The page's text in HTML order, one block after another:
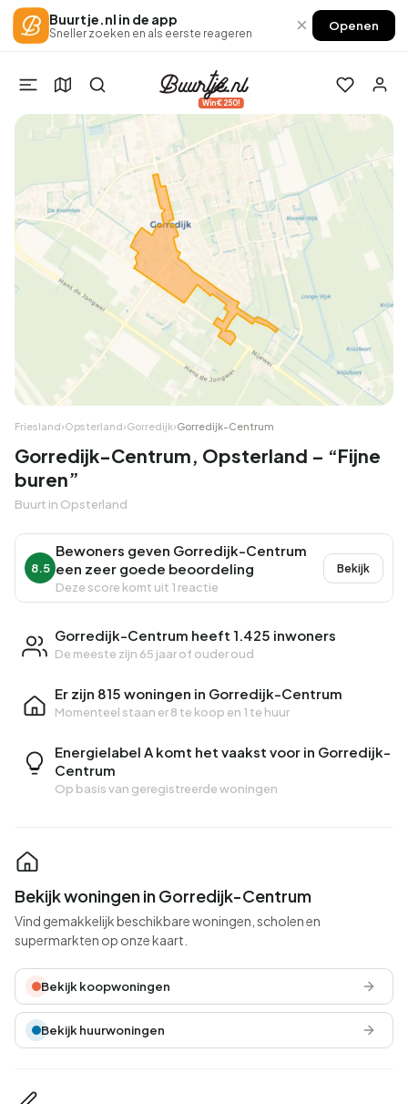
Buurtje.nl in de app
Sneller zoeken en als eerste reageren × Openen
Win €250!
Friesland›Opsterland›Gorredijk›Gorredijk-Centrum
Gorredijk-Centrum, Opsterland – “Fijne
buren”
Buurt in Opsterland
8.5
Bewoners geven Gorredijk-Centrum
een zeer goede beoordeling
Deze score komt uit 1 reactie
Bekijk
Gorredijk-Centrum heeft 1.425 inwoners
De meeste zijn 65 jaar of ouder oud
Er zijn 815 woningen in Gorredijk-Centrum
Momenteel staan er8 te koop en 1 te huur
Energielabel A komt het vaakst voor in Gorredijk-
Centrum
Op basis van geregistreerde woningen
Bekijk woningen in Gorredijk-Centrum
Vind gemakkelijk beschikbare woningen, scholen en
supermarkten op onze kaart.
Bekijk koopwoningen
Bekijk huurwoningen